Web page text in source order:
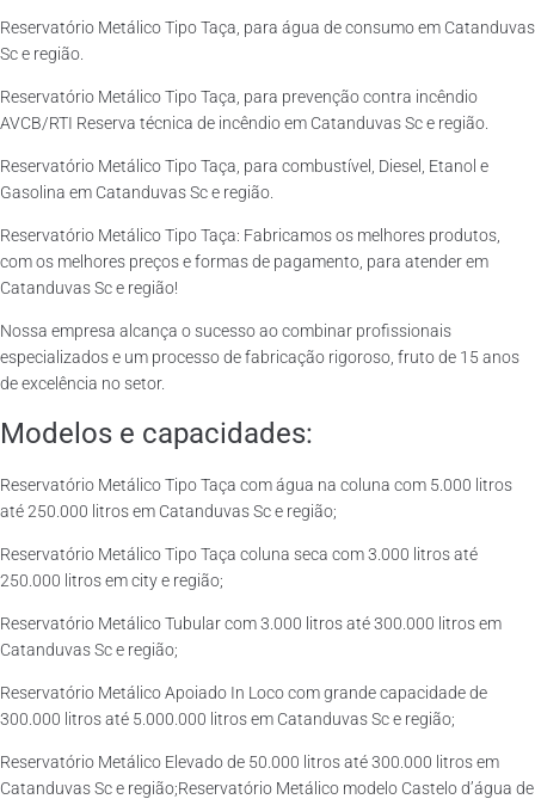
Reservatório Metálico Tipo Taça, para água de consumo em Catanduvas
Sc e região.
Reservatório Metálico Tipo Taça, para prevenção contra incêndio
AVCB/RTI Reserva técnica de incêndio em Catanduvas Sc e região.
Reservatório Metálico Tipo Taça, para combustível, Diesel, Etanol e
Gasolina em Catanduvas Sc e região.
Reservatório Metálico Tipo Taça: Fabricamos os melhores produtos,
com os melhores preços e formas de pagamento, para atender em
Catanduvas Sc e região!
Nossa empresa alcança o sucesso ao combinar profissionais
especializados e um processo de fabricação rigoroso, fruto de 15 anos
de excelência no setor.
Modelos e capacidades:
Reservatório Metálico Tipo Taça com água na coluna com 5.000 litros
até 250.000 litros em Catanduvas Sc e região;
Reservatório Metálico Tipo Taça coluna seca com 3.000 litros até
250.000 litros em city e região;
Reservatório Metálico Tubular com 3.000 litros até 300.000 litros em
Catanduvas Sc e região;
Reservatório Metálico Apoiado In Loco com grande capacidade de
300.000 litros até 5.000.000 litros em Catanduvas Sc e região;
Reservatório Metálico Elevado de 50.000 litros até 300.000 litros em
Catanduvas Sc e região;Reservatório Metálico modelo Castelo d’água de